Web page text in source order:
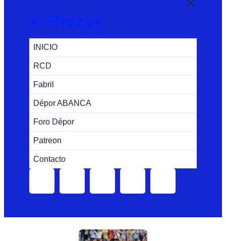
INICIO
RCD
Fabril
Dépor ABANCA
Foro Dépor
Patreon
Contacto